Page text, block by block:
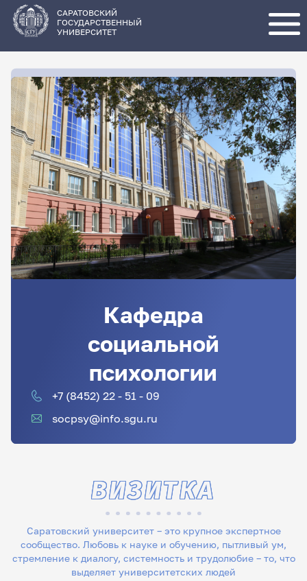
основному
содержанию
САРАТОВСКИЙ
ГОСУДАРСТВЕННЫЙ
УНИВЕРСИТЕТ
Кафедра
социальной
психологии
+7 (8452) 22 - 51 - 09
socpsy@info.sgu.ru
Саратовский университет – это крупное экспертное
сообщество. Любовь к науке и обучению, пытливый ум,
стремление к диалогу, системность и трудолюбие – то, что
выделяет университетских людей
ВИЗИТКА